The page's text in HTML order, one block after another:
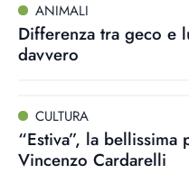
ANIMALI
Differenza tra geco e
davvero
CULTURA
“Estiva”, la bellissima
Vincenzo Cardarelli